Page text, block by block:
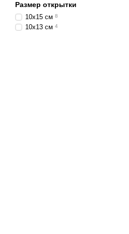
Размер открытки
10х15 см 8
10х13 см 4